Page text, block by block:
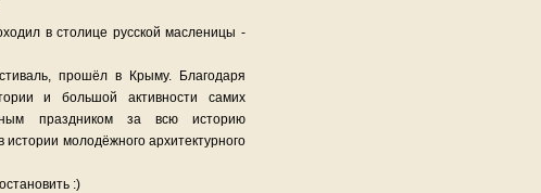
в столице русской масленицы -
прошёл в Крыму. Благодаря
и большой активности самих
праздником за всю историю
молодёжного архитектурного
:)